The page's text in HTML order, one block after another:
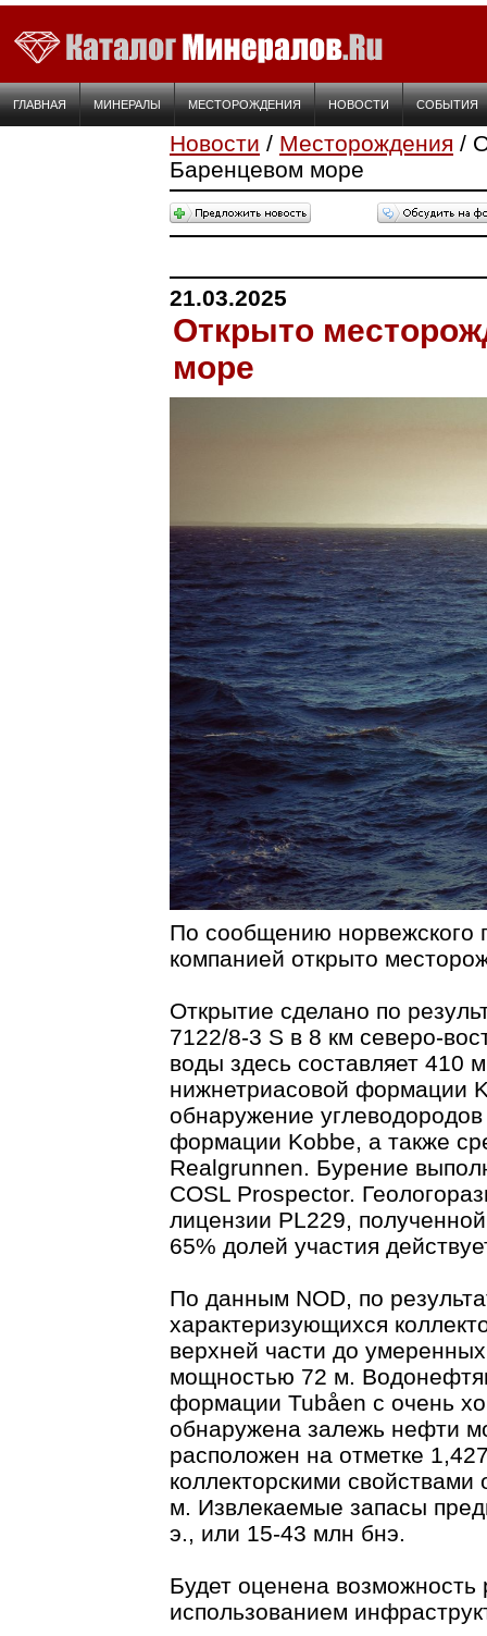
ГЛАВНАЯ МИНЕРАЛЫ МЕСТОРОЖДЕНИЯ НОВОСТИ СОБЫТИЯ
Новости / Месторождения /
Баренцевом море
21.03.2025
Открыто
море
По сообщению норвежского
компанией открыто
Открытие сделано по
7122/8-3 S в 8 км северо-
воды здесь составляет 410
нижнетриасовой формации
обнаружение
формации Kobbe, а также
Realgrunnen. Бурение
COSL Prospector.
лицензии PL229,
65% долей участия
По данным NOD, по
характеризующихся
верхней части до
мощностью 72 м.
формации Tubåen с очень
обнаружена залежь нефти
расположен на отметке
коллекторскими
м. Извлекаемые запасы
э., или 15-43 млн бнэ.
Будет оценена
использованием